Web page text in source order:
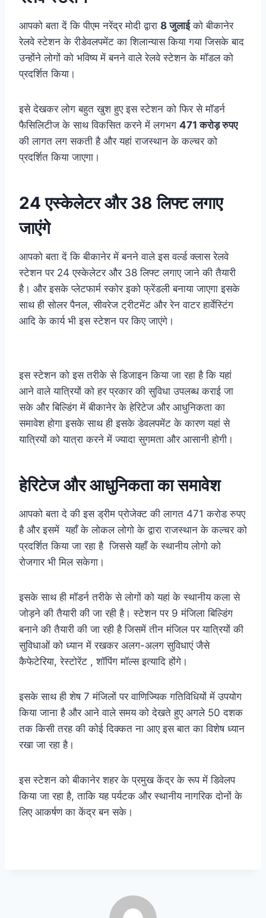
आपको बता दें कि पीएम नरेंद्र मोदी द्वारा 8 जुलाईको बीकानेर
रेलवे स्टेशन के रीडेवलपमेंट का शिलान्यास किया गया जिसके बाद
उन्होंने लोगों को भविष्य में बनने वाले रेलवे स्टेशन के मॉडल को
प्रदर्शित किया।
इसे देखकर लोग बहुत खुश हुए इस स्टेशन को फिर से मॉडर्न
फैसिलिटीज के साथ विकसित करने में लगभग 471 करोड़ रुपए
की लागत लग सकती है और यहां राजस्थान के कल्चर को
प्रदर्शित किया जाएगा।
24 एस्केलेटर और 38 लिफ्ट लगाए
जाएंगे
आपको बता दें कि बीकानेर में बनने वाले इस वर्ल्ड क्लास रेलवे
स्टेशन पर 24 एस्केलेटर और 38 लिफ्ट लगाए जाने की तैयारी
है। और इसके प्लेटफार्म स्कोर इको फ्रेंडली बनाया जाएगा इसके
साथ ही सोलर पैनल, सीवरेज ट्रीटमेंट और रेन वाटर हार्वेस्टिंग
आदि के कार्य भी इस स्टेशन पर किए जाएंगे।
इस स्टेशन को इस तरीके से डिजाइन किया जा रहा है कि यहां
आने वाले यात्रियों को हर प्रकार की सुविधा उपलब्ध कराई जा
सके और बिल्डिंग में बीकानेर के हेरिटेज और आधुनिकता का
समावेश होगा इसके साथ ही इसके डेवलपमेंट के कारण यहां से
यात्रियों को यात्रा करने में ज्यादा सुगमता और आसानी होगी।
हेरिटेज और आधुनिकता का समावेश
आपको बता दे की इस ड्रीम प्रोजेक्ट की लागत 471 करोड रुपए
है और इसमें यहाँ के लोकल लोगो के द्वारा राजस्थान के कल्चर को
प्रदर्शित किया जा रहा है जिससे यहाँ के स्थानीय लोगो को
रोजगार भी मिल सकेगा।
इसके साथ ही मॉडर्न तरीके से लोगों को यहां के स्थानीय कला से
जोड़ने की तैयारी की जा रही है। स्टेशन पर 9 मंजिला बिल्डिंग
बनाने की तैयारी की जा रही है जिसमें तीन मंजिल पर यात्रियों की
सुविधाओं को ध्यान में रखकर अलग-अलग सुविधाएं जैसे
कैफेटेरिया, रेस्टोरेंट , शॉपिंग मॉल्स इत्यादि होंगे।
इसके साथ ही शेष 7 मंजिलों पर वाणिज्यिक गतिविधियों में उपयोग
किया जाना है और आने वाले समय को देखते हुए अगले 50 दशक
तक किसी तरह की कोई दिक्कत ना आए इस बात का विशेष ध्यान
रखा जा रहा है।
इस स्टेशन को बीकानेर शहर के प्रमुख केंद्र के रूप में डिवेलप
किया जा रहा है, ताकि यह पर्यटक और स्थानीय नागरिक दोनों के
लिए आकर्षण का केंद्र बन सके।